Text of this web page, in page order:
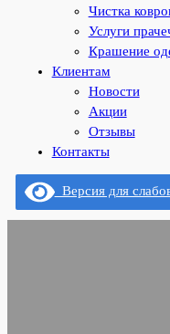
Чистка
Услуги
Крашение
Клиентам
Новости
Акции
Отзывы
Контакты
Версия для